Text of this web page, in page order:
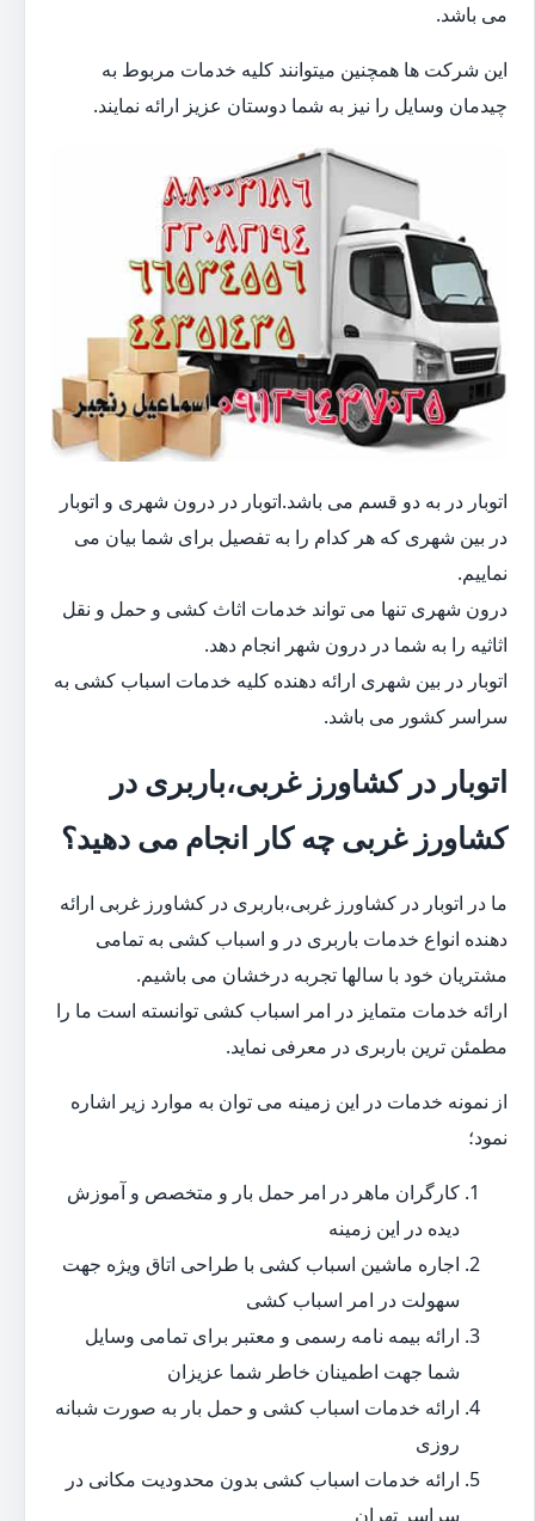
می باشد.
این شرکت ها همچنین میتوانند کلیه خدمات مربوط به
چیدمان وسایل را نیز به شما دوستان عزیز ارائه نمایند.
اتوبار در به دو قسم می باشد.اتوبار در درون شهری و اتوبار
در بین شهری که هر کدام را به تفصیل برای شما بیان می
نماییم.
درون شهری تنها می تواند خدمات اثاث کشی و حمل و نقل
اثاثیه را به شما در درون شهر انجام دهد.
اتوبار در بین شهری ارائه دهنده کلیه خدمات اسباب کشی به
سراسر کشور می باشد.
اتوبار در کشاورز غربی،باربری در
کشاورز غربی چه کار انجام می دهید؟
ما در اتوبار در کشاورز غربی،باربری در کشاورز غربی ارائه
دهنده انواع خدمات باربری در و اسباب کشی به تمامی
مشتریان خود با سالها تجربه درخشان می باشیم.
ارائه خدمات متمایز در امر اسباب کشی توانسته است ما را
مطمئن ترین باربری در معرفی نماید.
از نمونه خدمات در این زمینه می توان به موارد زیر اشاره
نمود؛
کارگران ماهر در امر حمل بار و متخصص و آموزش
دیده در این زمینه
اجاره ماشین اسباب کشی با طراحی اتاق ویژه جهت
سهولت در امر اسباب کشی
ارائه بیمه نامه رسمی و معتبر برای تمامی وسایل
شما جهت اطمینان خاطر شما عزیزان
ارائه خدمات اسباب کشی و حمل بار به صورت شبانه
روزی
ارائه خدمات اسباب کشی بدون محدودیت مکانی در
سراسر تهران